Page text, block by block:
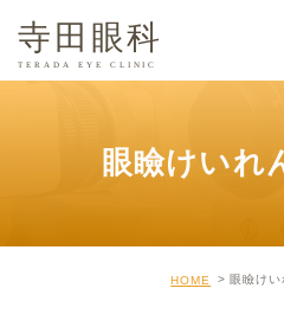
眼瞼けいれ
HOME 眼瞼け